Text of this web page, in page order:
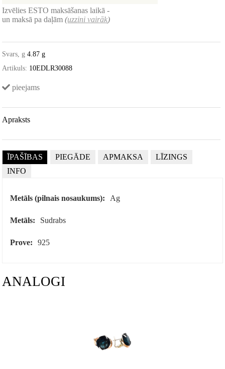
Izvēlies ESTO maksāšanas laikā -
un maksā pa daļām(uzzini vairāk)
Svars, g 4.87 g
Artikuls: 10EDLR30088
pieejams
Apraksts
ĪPAŠĪBAS PIEGĀDE APMAKSA
LĪZINGS
INFO
Metāls (pilnais nosaukums): Ag
Metāls: Sudrabs
Prove: 925
ANALOGI